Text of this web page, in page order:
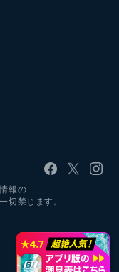
報の
切禁じます。